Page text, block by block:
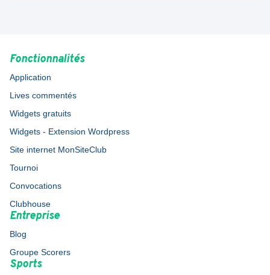
Fonctionnalités
Application
Lives commentés
Widgets gratuits
Widgets - Extension Wordpress
Site internet MonSiteClub
Tournoi
Convocations
Clubhouse
Entreprise
Blog
Groupe Scorers
Sports